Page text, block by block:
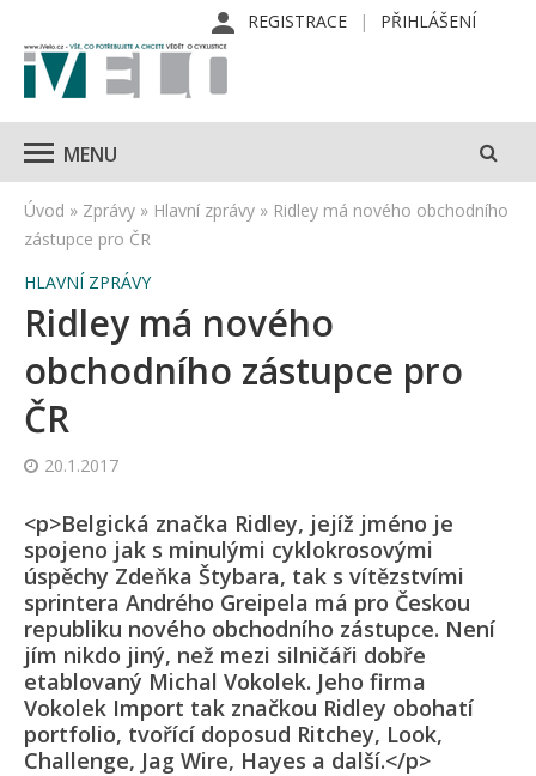
REGISTRACE PŘIHLÁŠENÍ
MENU
Úvod » Zprávy » Hlavní zprávy » Ridley má nového obchodního
zástupce pro ČR
HLAVNÍ ZPRÁVY
Ridley má nového
obchodního zástupce pro
ČR
20.1.2017
<p>Belgická značka Ridley, jejíž jméno je
spojeno jak s minulými cyklokrosovými
úspěchy Zdeňka Štybara, tak s vítězstvími
sprintera Andrého Greipela má pro Českou
republiku nového obchodního zástupce. Není
jím nikdo jiný, než mezi silničáři dobře
etablovaný Michal Vokolek. Jeho firma
Vokolek Import tak značkou Ridley obohatí
portfolio, tvořící doposud Ritchey, Look,
Challenge, Jag Wire, Hayes a další.</p>